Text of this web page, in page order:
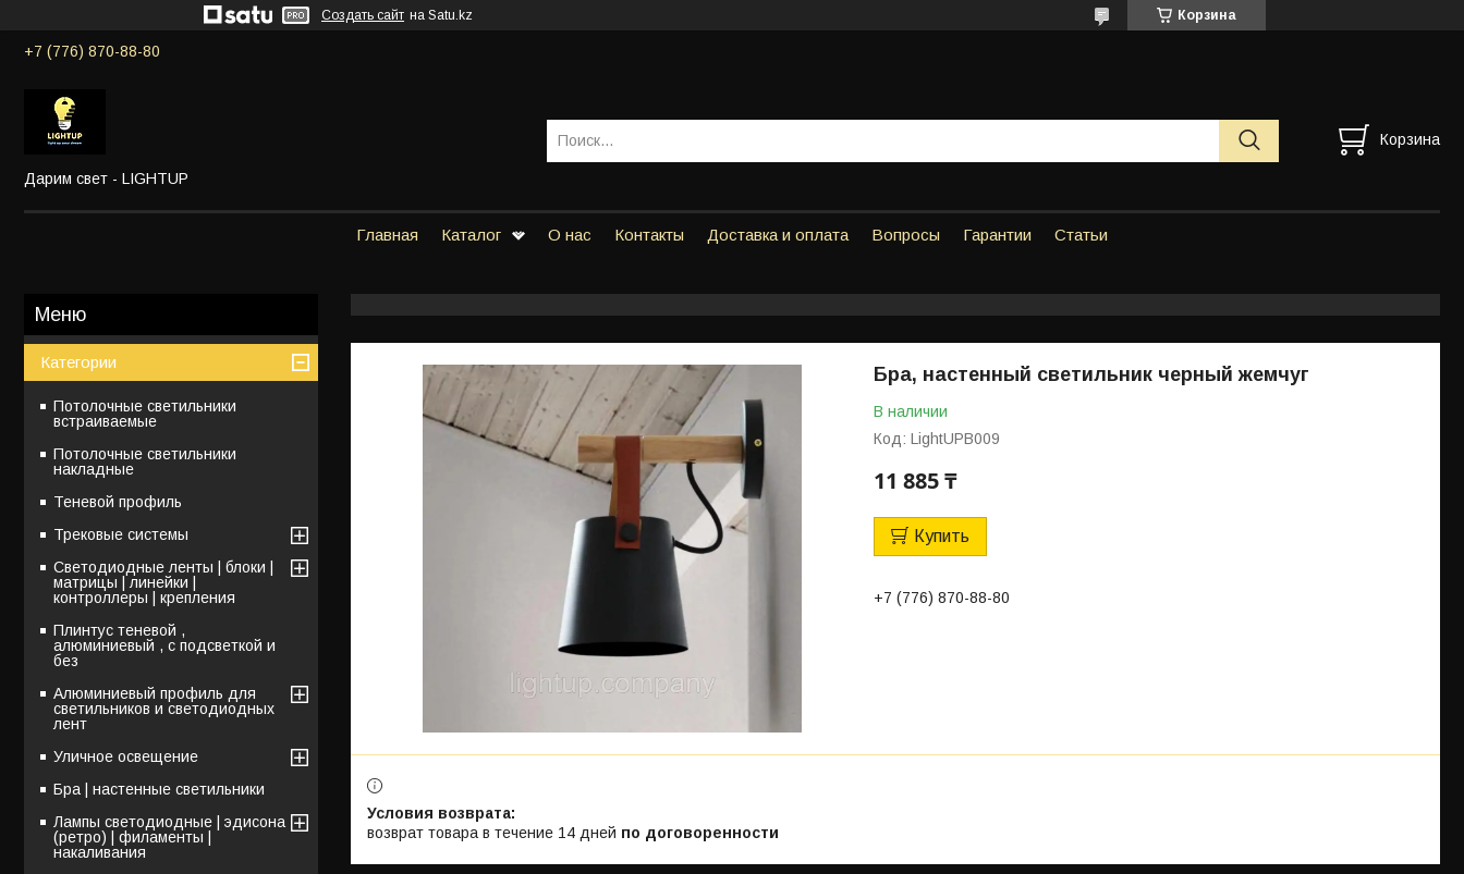
Создать сайт на Satu.kz Корзина
+7 (776) 870-88-80
Дарим свет - LIGHTUP
Корзина
Главная Каталог О нас Контакты Доставка и оплата Вопросы Гарантии Статьи
Бра, настенный светильник черный жемчуг
В наличии
Код: LightUPB009
11 885 ₸
Купить
+7 (776) 870-88-80
возврат товара в течение 14 дней по договоренности
Категории
Потолочные светильники
встраиваемые
Потолочные светильники
накладные
Теневой профиль
Трековые системы
Светодиодные ленты | блоки |
матрицы | линейки |
контроллеры | крепления
Плинтус теневой ,
алюминиевый , с подсветкой и
без
Алюминиевый профиль для
светильников и светодиодных
лент
Уличное освещение
Бра | настенные светильники
Лампы светодиодные | эдисона
(ретро) | филаменты |
накаливания